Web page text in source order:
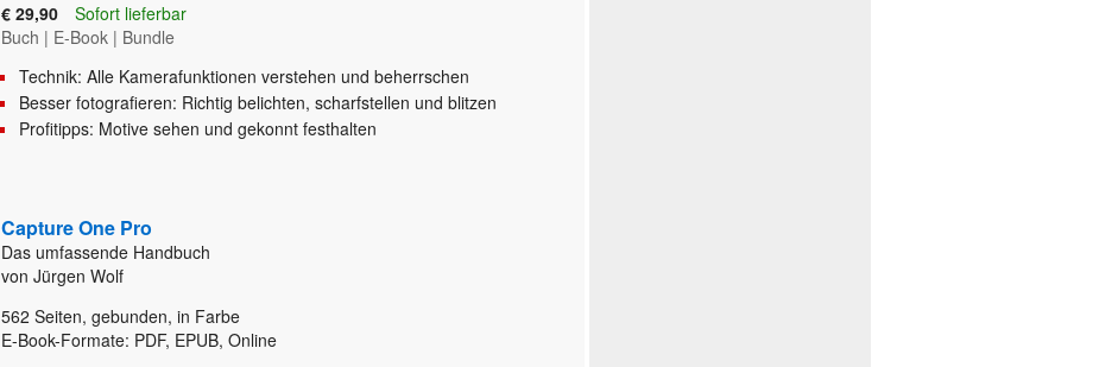
€ 29,90
Sofort lieferbar
Buch | E-Book | Bundle
Technik: Alle Kamerafunktionen verstehen und beherrschen
Besser fotografieren: Richtig belichten, scharfstellen und blitzen
Profitipps: Motive sehen und gekonnt festhalten
Capture One Pro
Das umfassende Handbuch
von Jürgen Wolf
562 Seiten, gebunden, in Farbe
E-Book-Formate: PDF, EPUB, Online